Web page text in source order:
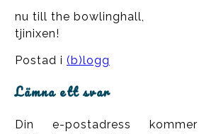
nu till the bowlinghall,
tjinixen!
Postad i (b)logg
Lämna ett svar
Din e-postadress